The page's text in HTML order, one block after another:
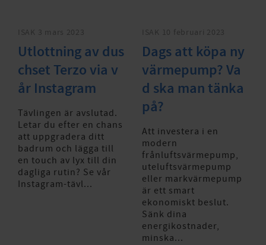
ISAK 3 mars 2023
Utlottning av dus
chset Terzo via v
år Instagram
Tävlingen är avslutad.
Letar du efter en chans
att uppgradera ditt
badrum och lägga till
en touch av lyx till din
dagliga rutin? Se vår
Instagram-tävl...
ISAK 10 februari 2023
Dags att köpa ny
värmepump? Va
d ska man tänka
på?
Att investera i en
modern
frånluftsvärmepump,
uteluftsvärmepump
eller markvärmepump
är ett smart
ekonomiskt beslut.
Sänk dina
energikostnader,
minska...